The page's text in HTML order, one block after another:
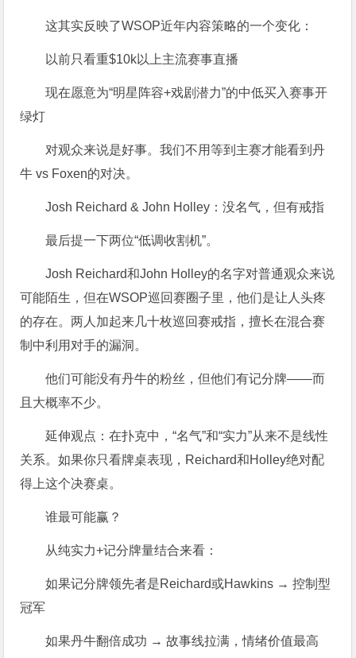
这其实反映了WSOP近年内容策略的一个变化：
以前只看重$10k以上主流赛事直播
现在愿意为“明星阵容+戏剧潜力”的中低买入赛事开
绿灯
对观众来说是好事。我们不用等到主赛才能看到丹
牛 vs Foxen的对决。
Josh Reichard & John Holley：没名气，但有戒指
最后提一下两位“低调收割机”。
Josh Reichard和John Holley的名字对普通观众来说
可能陌生，但在WSOP巡回赛圈子里，他们是让人头疼
的存在。两人加起来几十枚巡回赛戒指，擅长在混合赛
制中利用对手的漏洞。
他们可能没有丹牛的粉丝，但他们有记分牌——而
且大概率不少。
延伸观点：在扑克中，“名气”和“实力”从来不是线性
关系。如果你只看牌桌表现，Reichard和Holley绝对配
得上这个决赛桌。
谁最可能赢？
从纯实力+记分牌量结合来看：
如果记分牌领先者是Reichard或Hawkins → 控制型
冠军
如果丹牛翻倍成功 → 故事线拉满，情绪价值最高